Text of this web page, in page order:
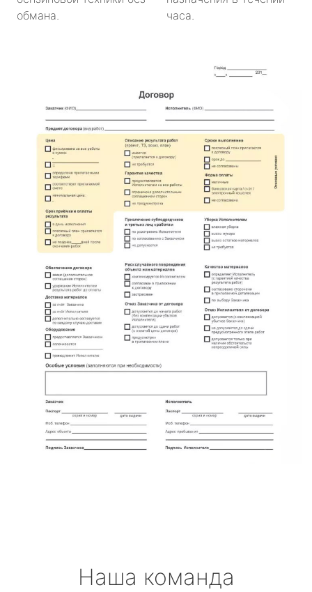
обмана.
часа.
Наша команда